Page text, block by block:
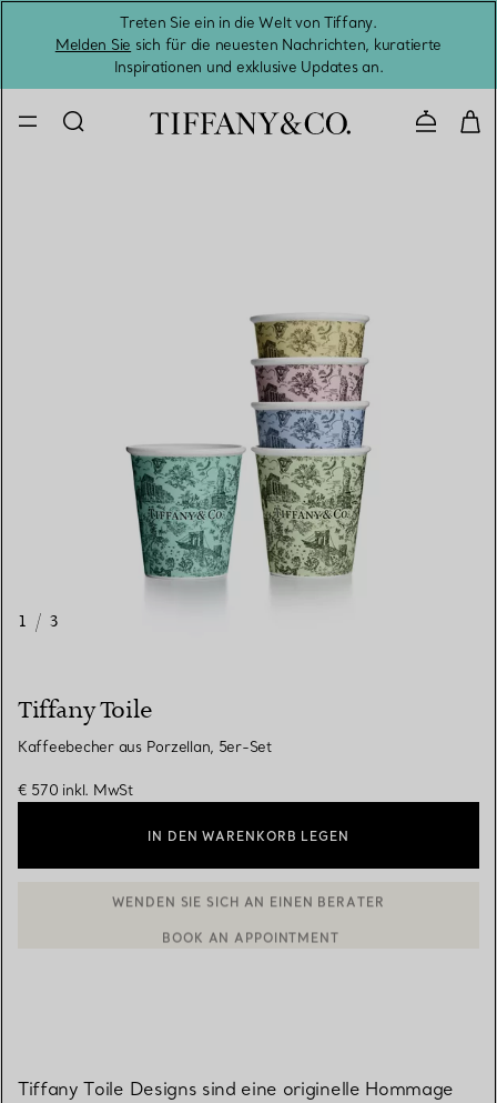
Treten Sie ein in die Welt von Tiffany.
Melden Sie sich für die neuesten Nachrichten, kuratierte
Inspirationen und exklusive Updates an.
1 / 3
Tiffany Toile
Kaffeebecher aus Porzellan, 5er-Set
€ 570 inkl. MwSt
IN DEN WARENKORB LEGEN
Tiffany Toile Designs sind eine originelle Hommage